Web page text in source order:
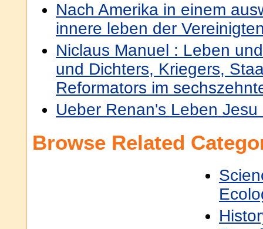
Nach Amerika in einem
innere leben der
Niclaus Manuel : Leben
und Dichters, Kriegers,
Reformators im
Ueber Renan's Leben
Browse Related